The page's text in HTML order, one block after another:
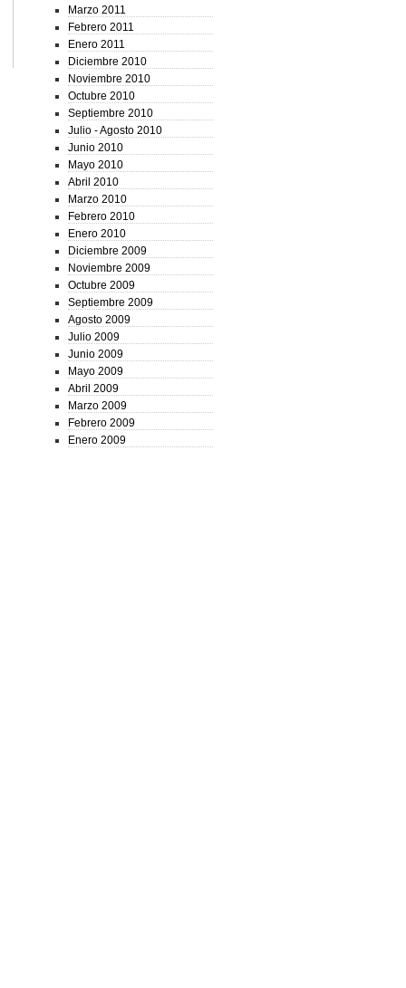
Marzo 2011
Febrero 2011
Enero 2011
Diciembre 2010
Noviembre 2010
Octubre 2010
Septiembre 2010
Julio - Agosto 2010
Junio 2010
Mayo 2010
Abril 2010
Marzo 2010
Febrero 2010
Enero 2010
Diciembre 2009
Noviembre 2009
Octubre 2009
Septiembre 2009
Agosto 2009
Julio 2009
Junio 2009
Mayo 2009
Abril 2009
Marzo 2009
Febrero 2009
Enero 2009